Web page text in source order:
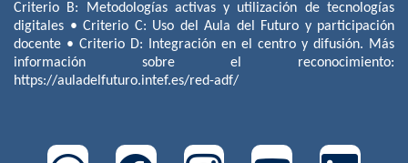
Criterio B: Metodologías activas y utilización de tecnologías
digitales • Criterio C: Uso del Aula del Futuro y participación
docente • Criterio D: Integración en el centro y difusión. Más
información sobre el reconocimiento:
https://auladelfuturo.intef.es/red-adf/